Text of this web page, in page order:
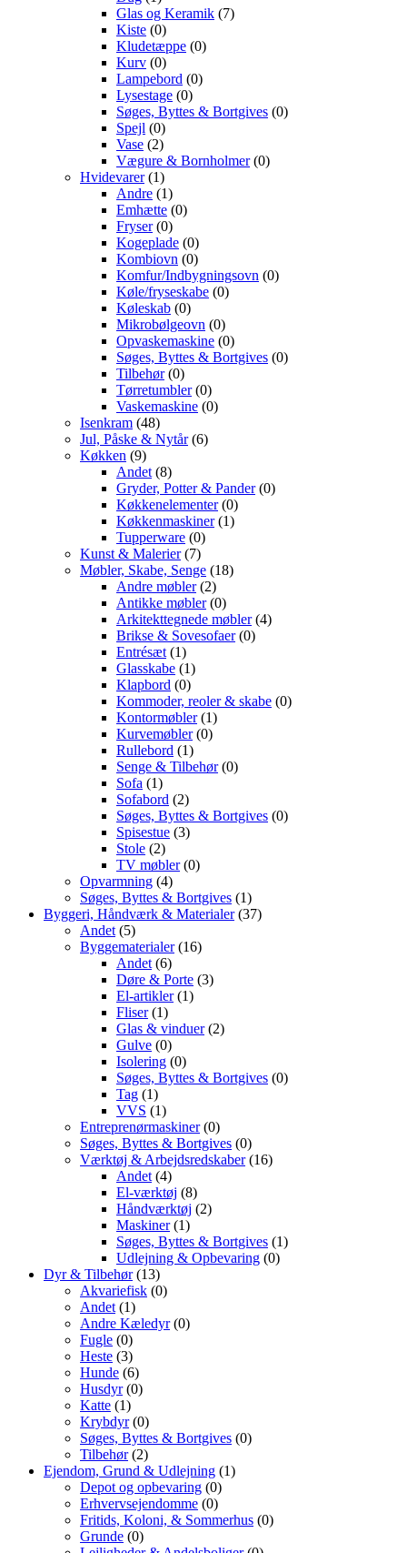
Glas og Keramik (7)
Kiste (0)
Kludetæppe (0)
Kurv (0)
Lampebord (0)
Lysestage (0)
Søges, Byttes & Bortgives (0)
Spejl (0)
Vase (2)
Vægure & Bornholmer(0)
Hvidevarer(1)
Andre (1)
Emhætte (0)
Fryser(0)
Kogeplade (0)
Kombiovn (0)
Komfur/Indbygningsovn (0)
Køle/fryseskabe (0)
Køleskab (0)
Mikrobølgeovn (0)
Opvaskemaskine (0)
Søges, Byttes & Bortgives (0)
Tilbehør(0)
Tørretumbler(0)
Vaskemaskine (0)
Isenkram (48)
Jul, Påske & Nytår(6)
Køkken (9)
Andet (8)
Gryder, Potter & Pander(0)
Køkkenelementer(0)
Køkkenmaskiner(1)
Tupperware (0)
Kunst & Malerier(7)
Møbler, Skabe, Senge (18)
Andre møbler(2)
Antikke møbler(0)
Arkitekttegnede møbler(4)
Brikse & Sovesofaer(0)
Entrésæt (1)
Glasskabe (1)
Klapbord (0)
Kommoder, reoler & skabe (0)
Kontormøbler(1)
Kurvemøbler(0)
Rullebord (1)
Senge & Tilbehør(0)
Sofa (1)
Sofabord (2)
Søges, Byttes & Bortgives (0)
Spisestue (3)
Stole (2)
TV møbler(0)
Opvarmning (4)
Søges, Byttes & Bortgives (1)
Byggeri, Håndværk & Materialer(37)
Andet (5)
Byggematerialer(16)
Andet (6)
Døre & Porte (3)
El-artikler(1)
Fliser(1)
Glas & vinduer(2)
Gulve (0)
Isolering (0)
Søges, Byttes & Bortgives (0)
Tag (1)
VVS (1)
Entreprenørmaskiner(0)
Søges, Byttes & Bortgives (0)
Værktøj & Arbejdsredskaber(16)
Andet (4)
El-værktøj (8)
Håndværktøj (2)
Maskiner(1)
Søges, Byttes & Bortgives (1)
Udlejning & Opbevaring (0)
Dyr & Tilbehør(13)
Akvariefisk (0)
Andet (1)
Andre Kæledyr(0)
Fugle (0)
Heste (3)
Hunde (6)
Husdyr(0)
Katte (1)
Krybdyr(0)
Søges, Byttes & Bortgives (0)
Tilbehør(2)
Ejendom, Grund & Udlejning (1)
Depot og opbevaring (0)
Erhvervsejendomme (0)
Fritids, Koloni, & Sommerhus (0)
Grunde (0)